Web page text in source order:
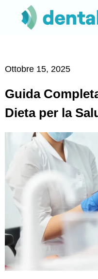
Ottobre 15, 2025
Guida
Dieta per la